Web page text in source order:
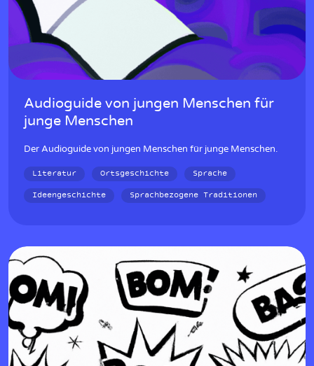
Audioguide von jungen Menschen für
junge Menschen
Der Audioguide von jungen Menschen für junge Menschen.
Literatur Ortsgeschichte
Sprache
Ideengeschichte
Sprachbezogene Traditionen